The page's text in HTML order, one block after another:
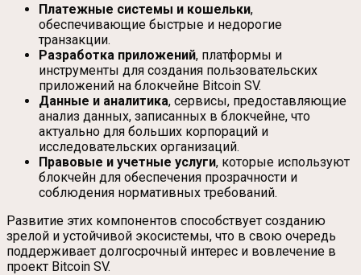
Платежные системы и кошельки,
обеспечивающие быстрые и недорогие
транзакции.
Разработка приложений, платформы и
инструменты для создания пользовательских
приложений на блокчейне Bitcoin SV.
Данные и аналитика, сервисы, предоставляющие
анализ данных, записанных в блокчейне, что
актуально для больших корпораций и
исследовательских организаций.
Правовые и учетные услуги, которые используют
блокчейн для обеспечения прозрачности и
соблюдения нормативных требований.
Развитие этих компонентов способствует созданию
зрелой и устойчивой экосистемы, что в свою очередь
поддерживает долгосрочный интерес и вовлечение в
проект Bitcoin SV.